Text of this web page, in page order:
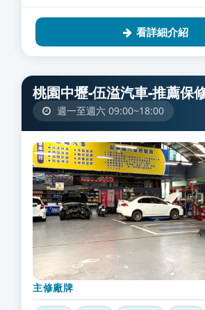
看詳細介紹
桃園中壢-伍溢汽車-推薦保
週一至週六 09:00~18:00
主修廠牌